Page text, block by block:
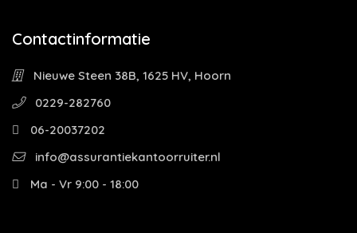
Contactinformatie
Nieuwe Steen 38B, 1625 HV, Hoorn
0229-282760
06-20037202
info@assurantiekantoorruiter.nl
Ma - Vr 9:00 - 18:00